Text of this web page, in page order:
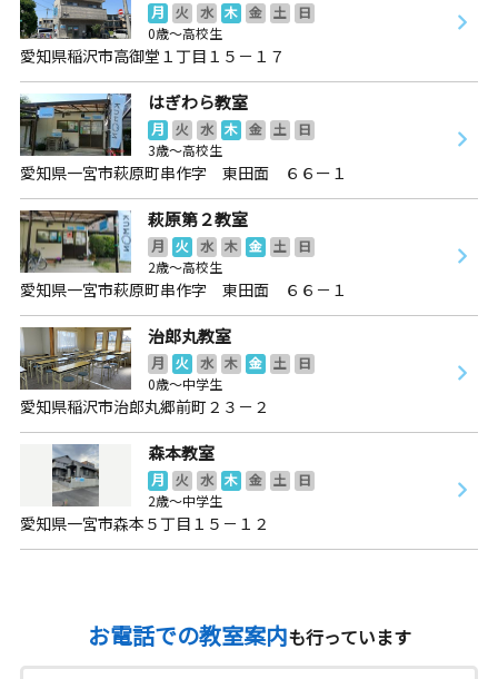
月 火 水 木 金 土
日
0歳～高校生
愛知県稲沢市高御堂１丁目１５－１７
はぎわら教室
月 火 水 木 金 土
日
3歳～高校生
愛知県一宮市萩原町串作字 東田面 ６６ー１
萩原第２教室
月 火 水 木 金 土
日
2歳～高校生
愛知県一宮市萩原町串作字 東田面 ６６－１
治郎丸教室
月 火 水 木 金 土
日
0歳～中学生
愛知県稲沢市治郎丸郷前町２３－２
森本教室
月 火 水 木 金 土
日
2歳～中学生
愛知県一宮市森本５丁目１５－１２
お電話での教室案内も行っています